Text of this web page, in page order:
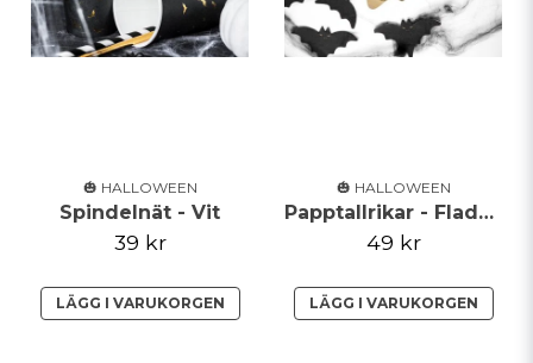
🎃 HALLOWEEN
Spindelnät - Vit
39 kr
LÄGG I VARUKORGEN
🎃 HALLOWEEN
Papptallrikar - Fladdermöss - Guld
49 kr
LÄGG I VARUKORGEN